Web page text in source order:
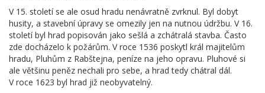
V 15. století se ale osud hradu nenávratně zvrknul. Byl dobyt
husity, a stavební úpravy se omezily jen na nutnou údržbu. V 16.
století byl hrad popisován jako sešlá a zchátralá stavba. Často
zde docházelo k požárům. V roce 1536 poskytl král majitelům
hradu, Pluhům z Rabštejna, peníze na jeho opravu. Pluhové si
ale většinu peněz nechali pro sebe, a hrad tedy chátral dál.
V roce 1623 byl hrad již neobyvatelný.